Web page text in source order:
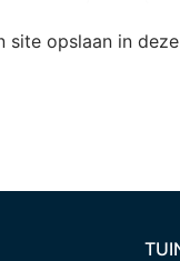
site opslaan in